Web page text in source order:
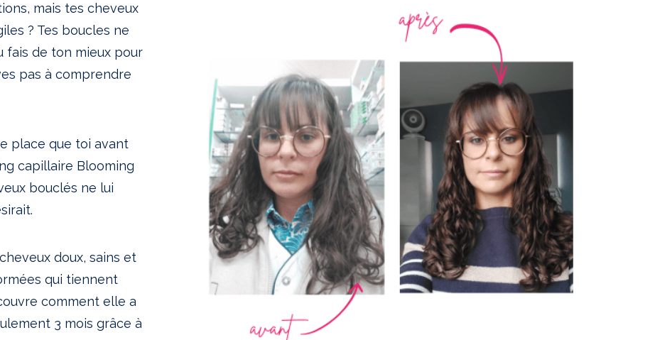
mais tes cheveux
? Tes boucles ne
fais de ton mieux pour
pas à comprendre
place que toi avant
capillaire Blooming
bouclés ne lui
doux, sains et
qui tiennent
comment elle a
3 mois grâce à